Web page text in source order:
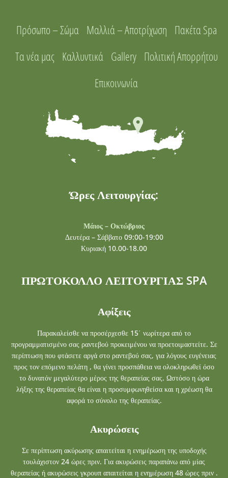
Πρόσωπο – Σώμα Μαλλιά – Αποτρίχωση Πακέτα Spa
Τα νέα μας Καλλυντικά Gallery Πολιτική Απορρήτου
Επικοινωνία
Ώρες Λειτουργίας:
Μάιος – Οκτώβριος
Δευτέρα – Σάββατο 09:00-19:00
Κυριακή 10.00-18.00
ΠΡΩΤΟΚΟΛΛΟ ΛΕΙΤΟΥΡΓΙΑΣ SPA
Αφίξεις
Παρακαλείσθε να προσέρχεσθε 15΄ νωρίτερα από το
προγραμματισμένο σας ραντεβού προκειμένου να προετοιμαστείτε. Σε
περίπτωση που φτάσετε αργά στο ραντεβού σας, για λόγους ευγένειας
προς τον επόμενο πελάτη , θα γίνει προσπάθεια να ολοκληρωθεί όσο
το δυνατόν μεγαλύτερο μέρος της θεραπείας σας. Ωστόσο η ώρα
λήξης της θεραπείας θα είναι η προσυμφωνηθείσα και η χρέωση θα
αφορά το σύνολο της θεραπείας.
Ακυρώσεις
Σε περίπτωση ακύρωσης απαιτείται η ενημέρωση της υποδοχής
τουλάχιστον 24 ώρες πριν. Για ακυρώσεις παραπάνω από μίας
θεραπείας ή ακυρώσεις γκρουπ απαιτείται η ενημέρωση 48 ώρες πριν .